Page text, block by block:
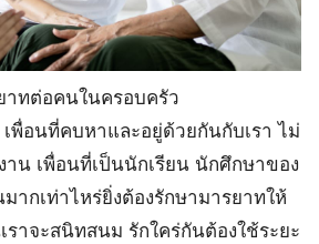
าทต่อคนในครอบครัว
พื่อนที่คบหาและอยู่ด้วยกันกับเรา ไม่
าน เพื่อนที่เป็นนักเรียน นักศึกษาของ
ากเท่าไหร่ยิ่งต้องรักษามารยาทให้
ราจะสนิทสนม รักใคร่กันต้องใช้ระยะ